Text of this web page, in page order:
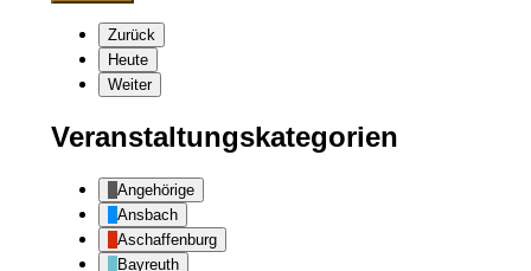
Zurück
Heute
Weiter
Veranstaltungskategorien
Angehörige
Ansbach
Aschaffenburg
Bayreuth